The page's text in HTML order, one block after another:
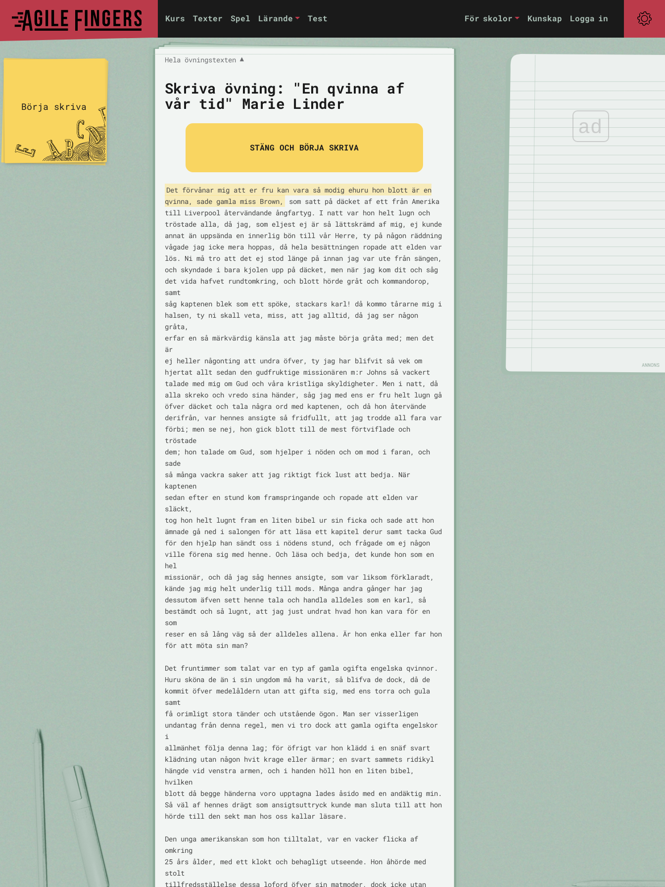
Kurs Texter Spel Lärande Test För skolor Kunskap Logga in
Hela övningstexten ▼
Skriva övning: "En qvinna af
vår tid" Marie Linder
STÄNG OCH BÖRJA SKRIVA
Det förvånar mig att er fru kan vara så modig ehuru hon blott är en
qvinna, sade gamla miss Brown,
som satt på däcket af ett från Amerika
till Liverpool återvändande ångfartyg. I natt var hon helt lugn och
tröstade alla, då jag, som eljest ej är så lättskrämd af mig, ej kunde
annat än uppsända en innerlig bön till vår Herre, ty på någon räddning
vågade jag icke mera hoppas, då hela besättningen ropade att elden var
lös. Ni må tro att det ej stod länge på innan jag var ute från sängen,
och skyndade i bara kjolen upp på däcket, men när jag kom dit och såg
det vida hafvet rundtomkring, och blott hörde gråt och kommandorop,
samt
såg kaptenen blek som ett spöke, stackars karl! då kommo tårarne mig i
halsen, ty ni skall veta, miss, att jag alltid, då jag ser någon
gråta,
erfar en så märkvärdig känsla att jag måste börja gråta med; men det
är
ej heller någonting att undra öfver, ty jag har blifvit så vek om
hjertat allt sedan den gudfruktige missionären m:r Johns så vackert
talade med mig om Gud och våra kristliga skyldigheter. Men i natt, då
alla skreko och vredo sina händer, såg jag med ens er fru helt lugn gå
öfver däcket och tala några ord med kaptenen, och då hon återvände
derifrån, var hennes ansigte så fridfullt, att jag trodde all fara var
förbi; men se nej, hon gick blott till de mest förtviflade och
tröstade
dem; hon talade om Gud, som hjelper i nöden och om mod i faran, och
sade
så många vackra saker att jag riktigt fick lust att bedja. När
kaptenen
sedan efter en stund kom framspringande och ropade att elden var
släckt,
tog hon helt lugnt fram en liten bibel ur sin ficka och sade att hon
ämnade gå ned i salongen för att läsa ett kapitel derur samt tacka Gud
för den hjelp han sändt oss i nödens stund, och frågade om ej någon
ville förena sig med henne. Och läsa och bedja, det kunde hon som en
hel
missionär, och då jag såg hennes ansigte, som var liksom förklaradt,
kände jag mig helt underlig till mods. Många andra gånger har jag
dessutom äfven sett henne tala och handla alldeles som en karl, så
bestämdt och så lugnt, att jag just undrat hvad hon kan vara för en
som
reser en så lång väg så der alldeles allena. Är hon enka eller far hon
för att möta sin man?
Det fruntimmer som talat var en typ af gamla ogifta engelska qvinnor.
Huru sköna de än i sin ungdom må ha varit, så blifva de dock, då de
kommit öfver medelåldern utan att gifta sig, med ens torra och gula
samt
få orimligt stora tänder och utstående ögon. Man ser visserligen
undantag från denna regel, men vi tro dock att gamla ogifta engelskor
i
allmänhet följa denna lag; för öfrigt var hon klädd i en snäf svart
klädning utan någon hvit krage eller ärmar; en svart sammets ridikyl
hängde vid venstra armen, och i handen höll hon en liten bibel,
hvilken
blott då begge händerna voro upptagna lades åsido med en andäktig min.
Så väl af hennes drägt som ansigtsuttryck kunde man sluta till att hon
hörde till den sekt man hos oss kallar läsare.
Den unga amerikanskan som hon tilltalat, var en vacker flicka af
omkring
25 års ålder, med ett klokt och behagligt utseende. Hon åhörde med
stolt
tillfredsställelse dessa loford öfver sin matmoder, dock icke utan
ad
ANNONS
Börja skriva